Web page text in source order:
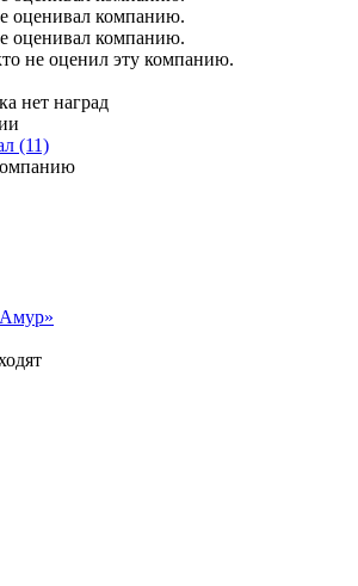
оценивал компанию.
оценивал компанию.
не оценил эту компанию.
нет наград
(11)